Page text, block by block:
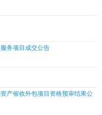
务项目成交公告
产催收外包项目资格预审结果公